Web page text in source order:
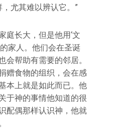
尤其难以辨认它。”
庭长大，但是他用‘文
家人。他们会在圣诞
会帮助有需要的邻居。
赠食物的组织，会在感
本上就是如此而已。他
于神的事情他知道的很
配偶那样认识神，他就